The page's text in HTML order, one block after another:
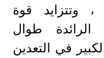
، وتتزايد قوة
شبكات Blockchain الرائدة طوال
في التعدين